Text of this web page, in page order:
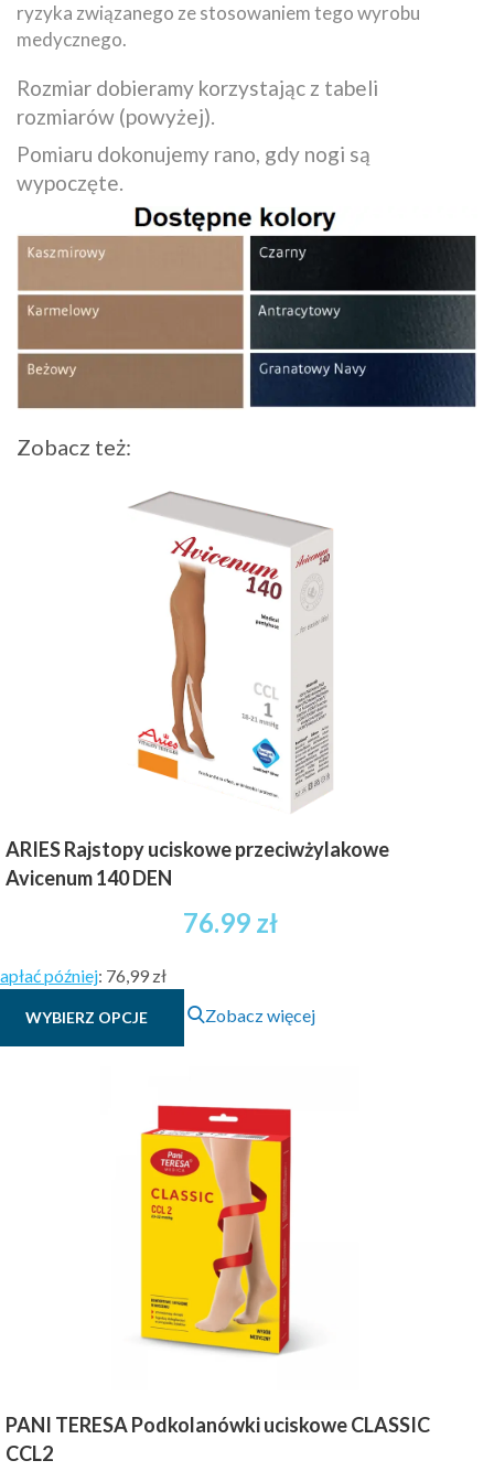
ryzyka związanego ze stosowaniem tego wyrobu
medycznego.
Rozmiar dobieramy korzystając z tabeli
rozmiarów (powyżej).
Pomiaru dokonujemy rano, gdy nogi są
wypoczęte.
Zobacz też:
ARIES Rajstopy uciskowe przeciwżylakowe
Avicenum 140 DEN
76.99 zł
później: 76,99 zł
WYBIERZ OPCJE
Ten
produkt
wariantów.
Opcje
można
wybrać
stronie
produktu
Zobacz więcej
PANI TERESA Podkolanówki uciskowe CLASSIC
CCL2